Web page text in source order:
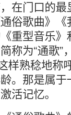
在门口的
俗歌曲》
重型音乐
称为“通歌”
样熟稔地称
。那是属
活记忆。